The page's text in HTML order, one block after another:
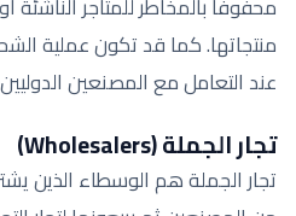
منتجاتها. كما قد تكون عملية
عند التعامل مع المصنعين
تجار الجملة (Wholesalers)
تجار الجملة هم الوسطاء الذين